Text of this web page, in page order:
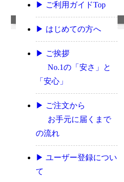
▶ ご利用ガイドTop
▶ はじめての方へ
▶ ご挨拶
No.1の「安さ」と
「安心」
▶ ご注文から
お手元に届くまで
の流れ
▶ ユーザー登録につい
て